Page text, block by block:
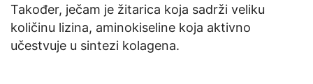
Također, ječam je žitarica koja sadrži veliku
količinu lizina, aminokiseline koja aktivno
učestvuje u sintezi kolagena.